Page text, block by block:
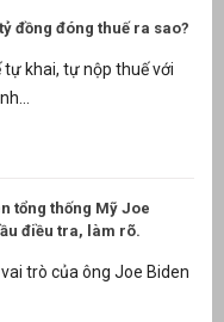
đồng đóng thuế ra sao?
tự khai, tự nộp thuế với
tổng thống Mỹ Joe
điều tra, làm rõ.
trò của ông Joe Biden